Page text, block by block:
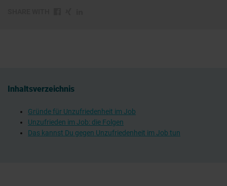
Inhaltsverzeichnis
Gründe für Unzufriedenheit im Job
Unzufrieden im Job: die Folgen
Das kannst Du gegen Unzufriedenheit im Job tun